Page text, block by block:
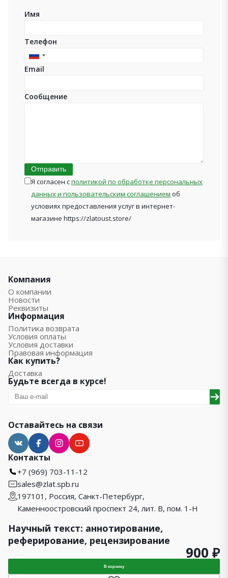
Научный текст: аннотирование,
реферирование, рецензирование
900 ₽
В корзину
Имя
Телефон
Russia
+7
Email
Сообщение
Отправить
Я согласен сполитикой по обработке персональных
данных и пользовательским соглашением об
условиях предоставления услуг в интернет-
магазине https://zlatoust.store/
Компания
О компании
Новости
Реквизиты
Информация
Политика возврата
Условия оплаты
Условия доставки
Правовая информация
Как купить?
Доставка
Будьте всегда в курсе!
Оставайтесь на связи
Контакты
+7 (969) 703-11-12
sales@zlat.spb.ru
197101, Россия, Санкт-Петербург,
Каменноостровский проспект 24, лит. В, пом. 1-Н
Карта сайта